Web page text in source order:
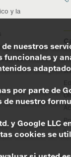
y la
los
nuestros
y
parte de
de nuestro
Google LLC
cookies